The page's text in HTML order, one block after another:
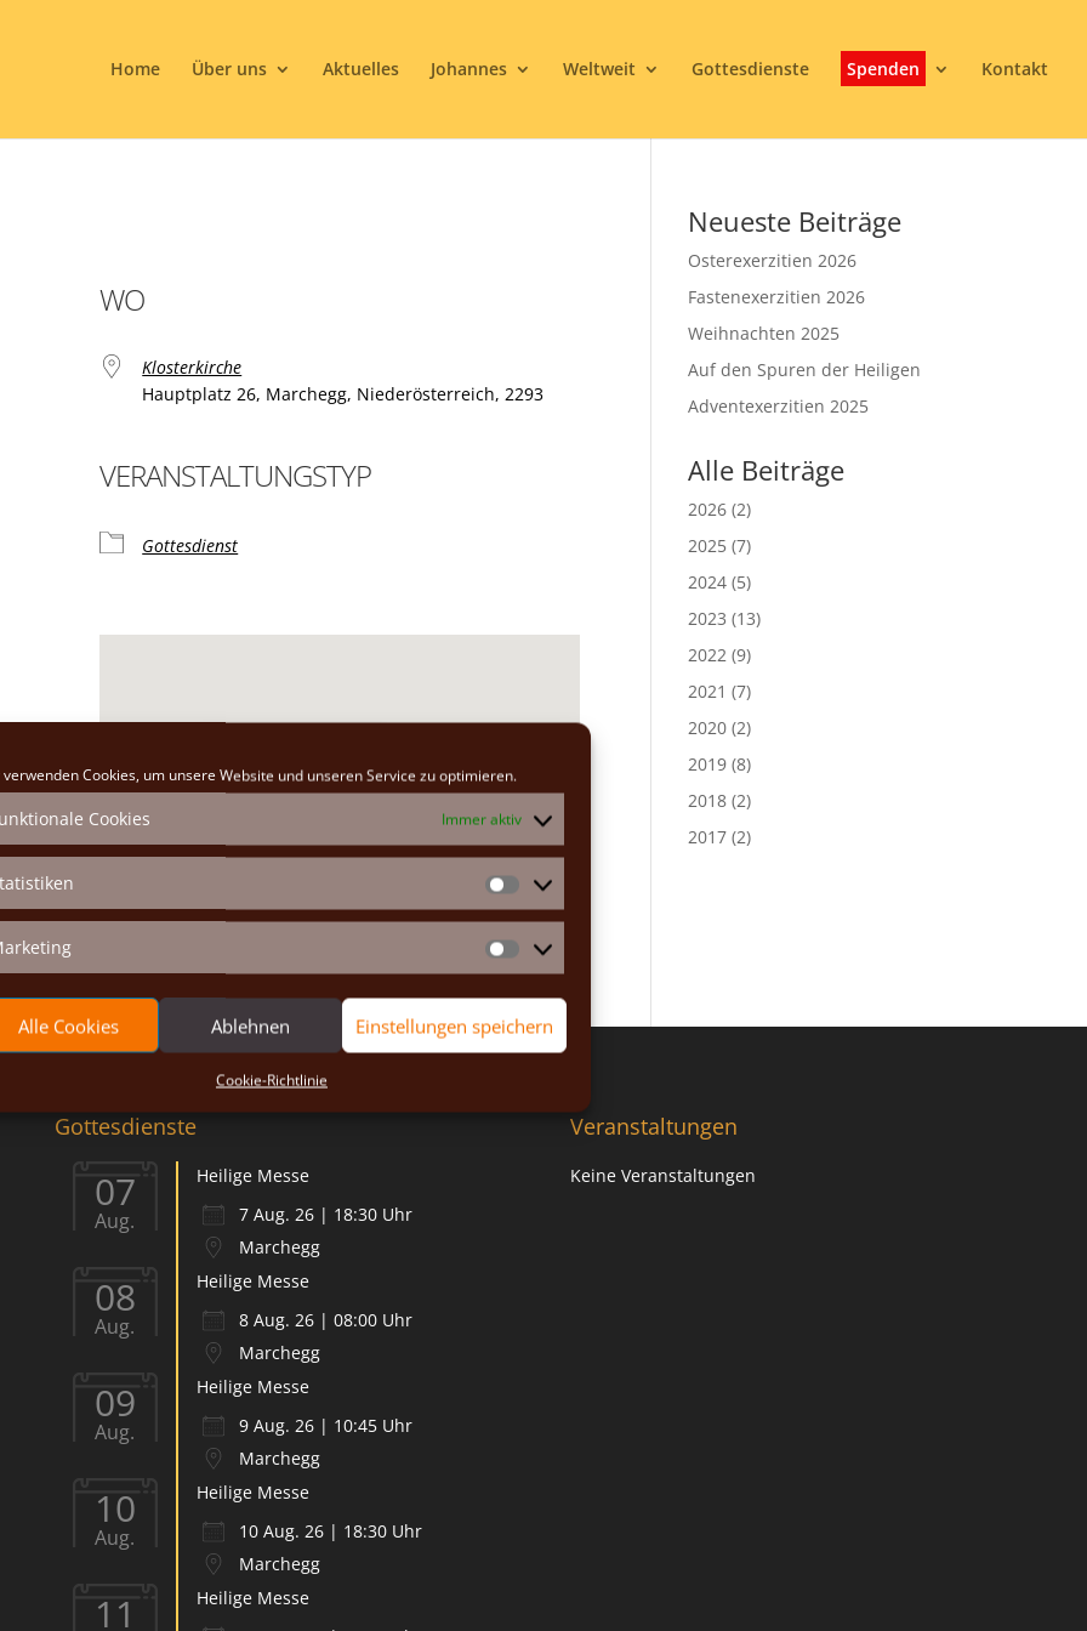
verwenden Cookies, um unsere Website und unseren Service zu optimieren.
Cookies Immer aktiv
Statistiken
Marketing
Alle Cookies Ablehnen Einstellungen speichern
Cookie-Richtlinie
Home Über uns Aktuelles Johannes Weltweit Gottesdienste Spenden Kontakt
WO
Klosterkirche
Hauptplatz 26, Marchegg, Niederösterreich, 2293
VERANSTALTUNGSTYP
Gottesdienst
Hauptplatz 26 - Marchegg
Neueste Beiträge
Osterexerzitien 2026
Fastenexerzitien 2026
Weihnachten 2025
Auf den Spuren der Heiligen
Adventexerzitien 2025
Alle Beiträge
2026 (2)
2025 (7)
2024 (5)
2023 (13)
2022 (9)
2021 (7)
2020 (2)
2019 (8)
2018 (2)
2017 (2)
Gottesdienste
07
Aug.
Heilige Messe
7 Aug. 26 | 18:30 Uhr
Marchegg
08
Aug.
Heilige Messe
8 Aug. 26 | 08:00 Uhr
Marchegg
09
Aug.
Heilige Messe
9 Aug. 26 | 10:45 Uhr
Marchegg
10
Aug.
Heilige Messe
10 Aug. 26 | 18:30 Uhr
Marchegg
11
Heilige Messe
Veranstaltungen
Keine Veranstaltungen